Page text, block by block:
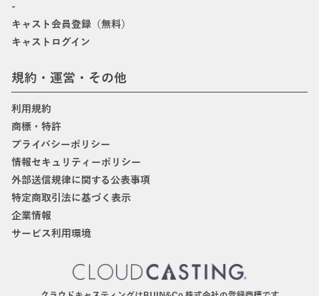
-
キャスト会員登録（無料）
キャストログイン
規約・運営・その他
利用規約
商標・特許
プライバシーポリシー
情報セキュリティーポリシー
外部送信規律に関する公表事項
特定商取引法に基づく表示
企業情報
サービス利用環境